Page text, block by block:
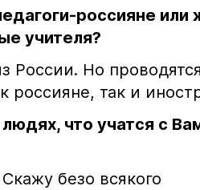
россияне или
учителя?
России. Но
россияне, так и
что учатся с
безо всякого